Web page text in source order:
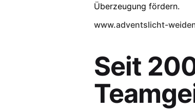
Überzeugung fördern.
www.adventslicht-
Seit